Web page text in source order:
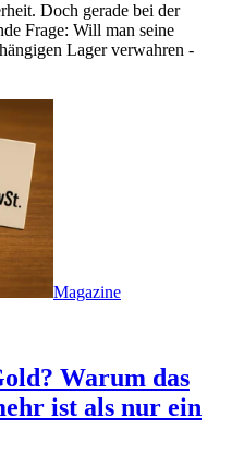
Doch gerade bei der
Frage: Will man seine
Lager verwahren -
Magazine
Warum das
ist als nur ein